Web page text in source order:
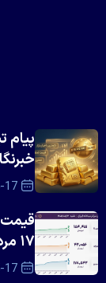
پیام
17
قیمت
۱۷ مرداد ۱۴۰۵
17